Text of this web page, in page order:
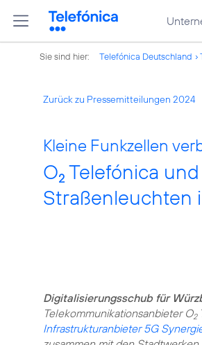
Sie sind hier: Telefónica Deutschland
Zurück zu Pressemitteilungen 2024
Kleine Funkzellen
O2 Telefónica
Straßenleuchten
Digitalisierungsschub für
Telekommunikationsanbieter O2
Infrastrukturanbieter 5G